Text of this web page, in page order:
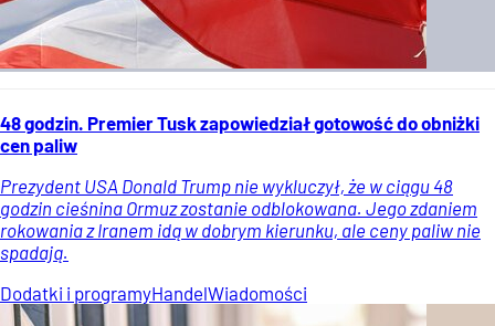
48 godzin. Premier Tusk zapowiedział gotowość do obniżki
cen paliw
Prezydent USA Donald Trump nie wykluczył, że w ciągu 48
godzin cieśnina Ormuz zostanie odblokowana. Jego zdaniem
rokowania z Iranem idą w dobrym kierunku, ale ceny paliw nie
spadają.
Dodatki i programyHandelWiadomości